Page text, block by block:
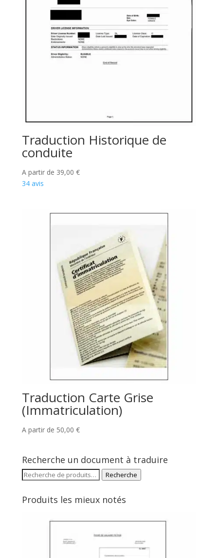
Traduction Historique de
conduite
A partir de 39,00 €
34 avis
Traduction Carte Grise
(Immatriculation)
A partir de 50,00 €
Recherche un document à traduire
Recherche
Recherche
Produits les mieux notés